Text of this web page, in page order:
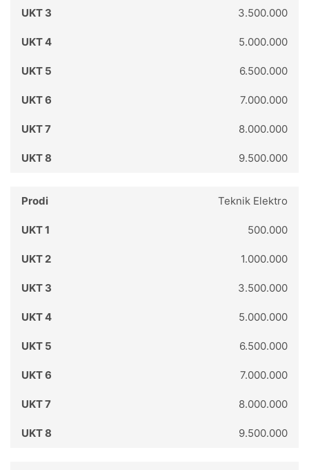
3.500.000
5.000.000
6.500.000
7.000.000
8.000.000
9.500.000
Teknik Elektro
500.000
1.000.000
3.500.000
5.000.000
6.500.000
7.000.000
8.000.000
9.500.000